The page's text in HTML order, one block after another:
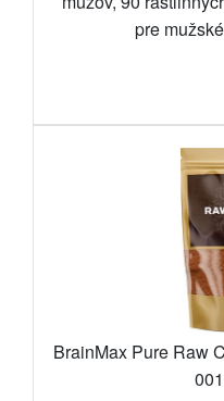
pre
BrainMax Pure Raw